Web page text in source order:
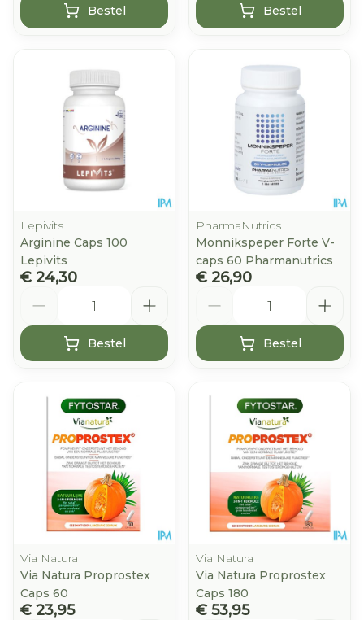
Bestel Bestel
Lepivits
Arginine Caps 100
Lepivits
€ 24,30
Bestel
PharmaNutrics
Monnikspeper Forte V-
caps 60 Pharmanutrics
€ 26,90
Bestel
Via Natura
Via Natura Proprostex
Caps 60
€ 23,95
Via Natura
Via Natura Proprostex
Caps 180
€ 53,95